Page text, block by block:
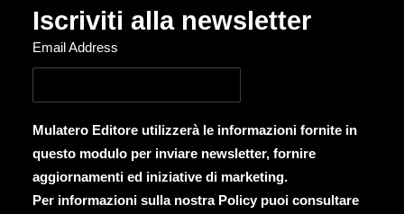
Iscriviti alla newsletter
Email Address
Mulatero Editore utilizzerà le informazioni fornite in
questo modulo per inviare newsletter, fornire
aggiornamenti ed iniziative di marketing.
Per informazioni sulla nostra Policy puoi consultare